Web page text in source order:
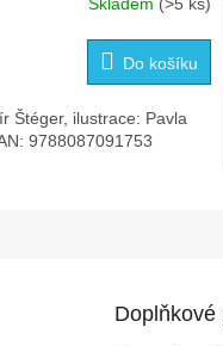
Do košíku
Štéger, ilustrace: Pavla
9788087091753
Doplňkové